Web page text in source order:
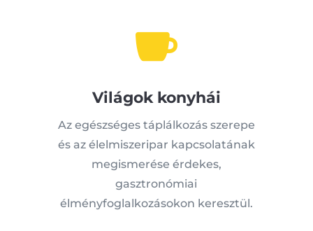

Világok konyhái
Az egészséges táplálkozás szerepe
és az élelmiszeripar kapcsolatának
megismerése érdekes,
gasztronómiai
élményfoglalkozásokon keresztül.